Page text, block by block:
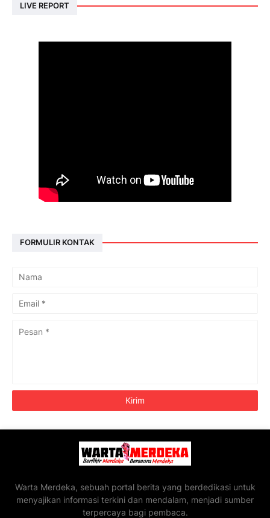
LIVE REPORT
FORMULIR KONTAK
Warta Merdeka, sebuah portal berita yang berdedikasi untuk
menyajikan informasi terkini dan mendalam, menjadi sumber
terpercaya bagi pembaca.